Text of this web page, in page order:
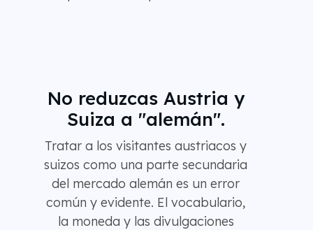
No reduzcas Austria y
Suiza a "alemán".
Tratar a los visitantes austriacos y
suizos como una parte secundaria
del mercado alemán es un error
común y evidente. El vocabulario,
la moneda y las divulgaciones